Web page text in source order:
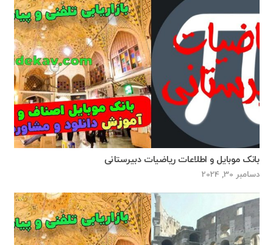
بانک موبایل و اطلاعات ریاضیات دبیرستانی
دسامبر 30, 2024